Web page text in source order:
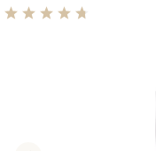
Durchschnittliche